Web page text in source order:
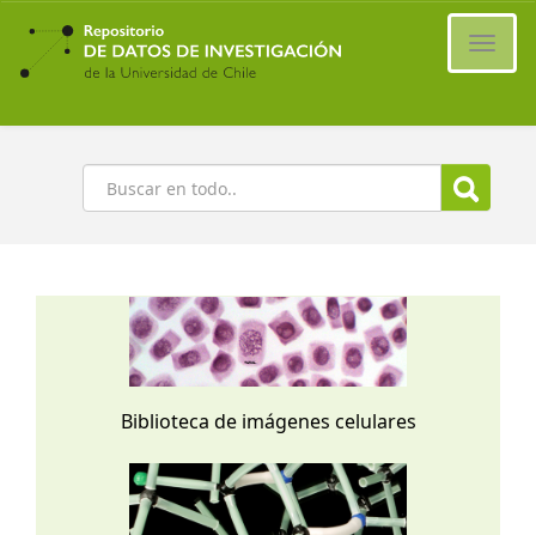
Ir
contenido
principal
Buscar
Biblioteca de imágenes celulares